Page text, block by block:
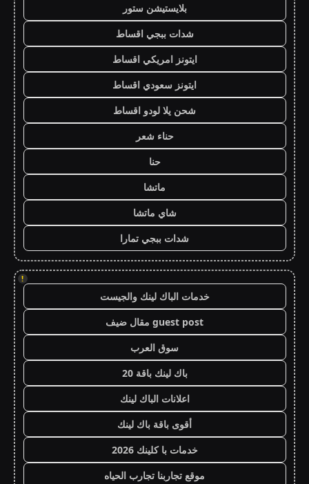
بلايستيشن ستور
شدات ببجي اقساط
ايتونز امريكي اقساط
ايتونز سعودي اقساط
شحن يلا لودو اقساط
حناء شعر
حنا
ماتشا
شاي ماتشا
شدات ببجي تمارا
!
خدمات الباك لينك والجيست
guest post مقال ضيف
سوق العرب
باك لينك باقة 20
اعلانات الباك لينك
أقوى باقة باك لينك
خدمات با كلينك 2026
موقع تجاربنا تجارب الحياه